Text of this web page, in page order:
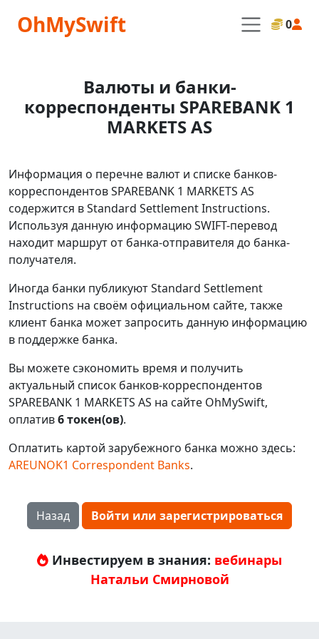
OhMySwift 0
Валюты и банки-
корреспонденты SPAREBANK 1
MARKETS AS
Информация о перечне валют и списке банков-
корреспондентов SPAREBANK 1 MARKETS AS
содержится в Standard Settlement Instructions.
Используя данную информацию SWIFT-перевод
находит маршрут от банка-отправителя до банка-
получателя.
Иногда банки публикуют Standard Settlement
Instructions на своём официальном сайте, также
клиент банка может запросить данную информацию
в поддержке банка.
Вы можете сэкономить время и получить
актуальный список банков-корреспондентов
SPAREBANK 1 MARKETS AS на сайте OhMySwift,
оплатив6 токен(ов).
Оплатить картой зарубежного банка можно здесь:
AREUNOK1 Correspondent Banks.
Назад Войти или зарегистрироваться
Инвестируем в знания: вебинары
Натальи Смирновой